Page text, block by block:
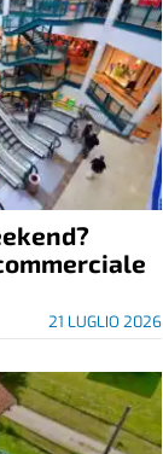
21 LUGLIO 2026